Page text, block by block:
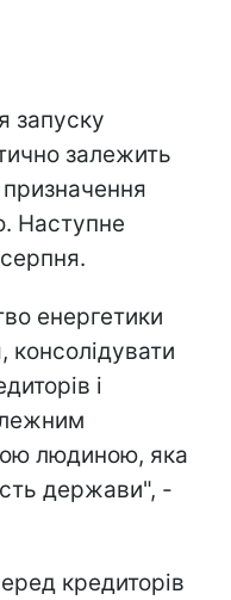
запуску
залежить
Наступне
енергетики
консолідувати
і
людиною, яка
держави", -
кредиторів